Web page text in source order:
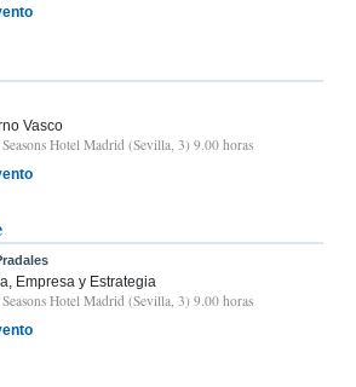
Vasco
Hotel Madrid (Sevilla, 3) 9.00 horas
Empresa y Estrategia
Hotel Madrid (Sevilla, 3) 9.00 horas